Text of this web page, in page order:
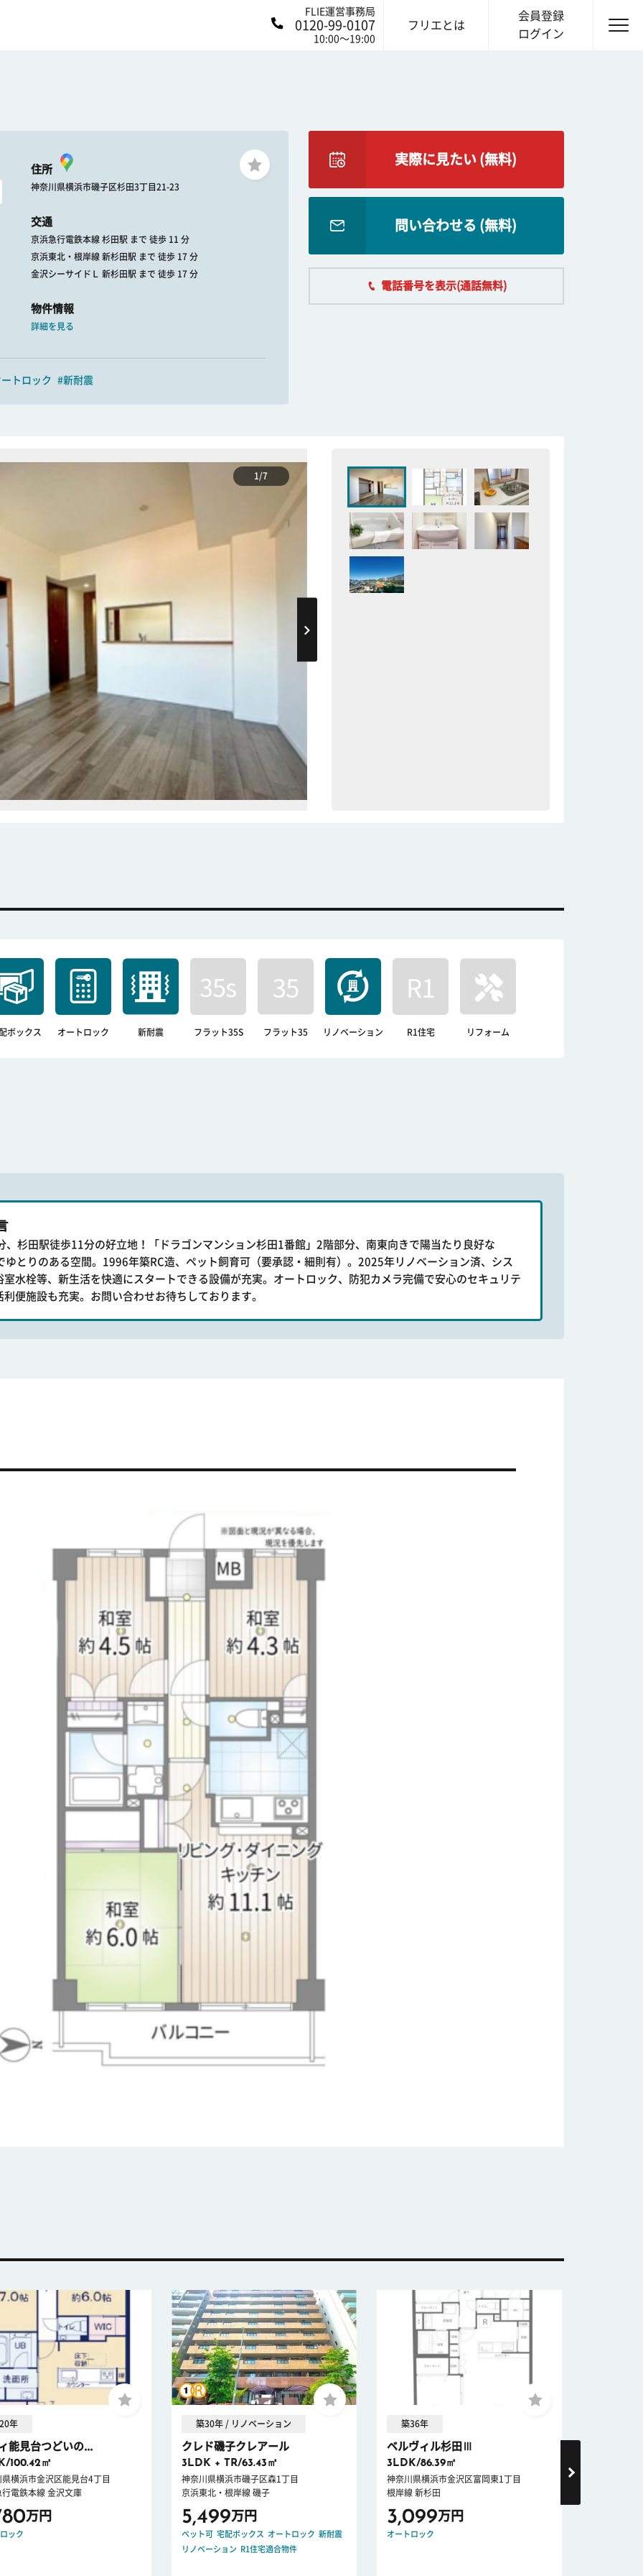
FLIE運営事務局
0120-99-0107
10:00〜19:00
フリエとは
会員登録
ログイン
住所
神奈川県横浜市磯子区杉田3丁目21-23
交通
京浜急行電鉄本線 杉田駅 まで 徒歩 11 分
京浜東北・根岸線 新杉田駅 まで 徒歩 17 分
金沢シーサイドＬ 新杉田駅 まで 徒歩 17 分
物件情報
詳細を見る
トロック #新耐震
実際に見たい (無料)
問い合わせる (無料)
電話番号を表示(通話無料)
1/7
ボックス オートロック 新耐震 フラット35S フラット35 リノベーション R1住宅 リフォーム
、杉田駅徒歩11分の好立地！「ドラゴンマンション杉田1番館」2階部分、南東向きで陽当たり良好な
ゆとりのある空間。1996年築RC造、ペット飼育可（要承認・細則有）。2025年リノベーション済、シス
室水栓等、新生活を快適にスタートできる設備が充実。オートロック、防犯カメラ完備で安心のセキュリテ
便施設も充実。お問い合わせお待ちしております。
年
能見台つどいの...
100.42㎡
県横浜市金沢区能見台4丁目
行電鉄本線 金沢文庫
万円
ック
築30年 / リノベーション
クレド磯子クレアール
3LDK + TR/63.43㎡
神奈川県横浜市磯子区森1丁目
京浜東北・根岸線 磯子
5,499万円
ペット可 宅配ボックス オートロック 新耐震
リノベーション
R1住宅適合物件
築36年
ベルヴィル杉田Ⅲ
3LDK/86.39㎡
神奈川県横浜市金沢区富岡東1丁目
根岸線 新杉田
3,099万円
オートロック